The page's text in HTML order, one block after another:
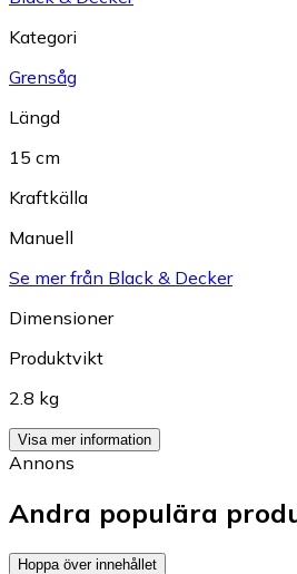
Kategori
Grensåg
Längd
15 cm
Kraftkälla
Manuell
Se mer från Black & Decker
Dimensioner
Produktvikt
2.8 kg
Visa mer information
Annons
Andra populära
Hoppa över innehållet